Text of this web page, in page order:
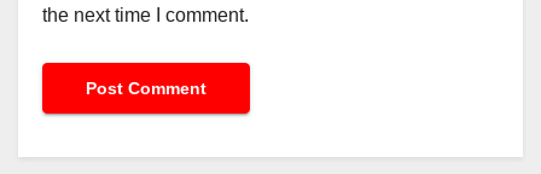
the next time I comment.